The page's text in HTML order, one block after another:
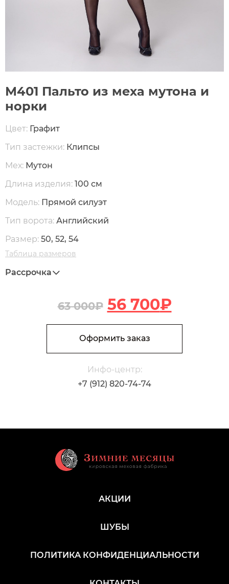
М401 Пальто из меха мутона и
норки
Цвет: Графит
Тип застежки: Клипсы
Мех: Мутон
Длина изделия: 100 см
Модель: Прямой силуэт
Тип ворота: Английский
Размер: 50, 52, 54
Таблица размеров
63 000₽ 56 700₽
Рассрочка
В корзину
Оформить заказ
Инфо-центр:
+7 (912) 820-74-74
АКЦИИ
ШУБЫ
ПОЛИТИКА КОНФИДЕНЦИАЛЬНОСТИ